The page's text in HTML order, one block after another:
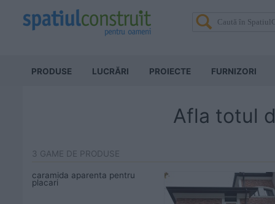
PRODUSE LUCRĂRI PROIECTE FURNIZORI
Afla totul
3 GAME DE PRODUSE
caramida aparenta pentru
placari